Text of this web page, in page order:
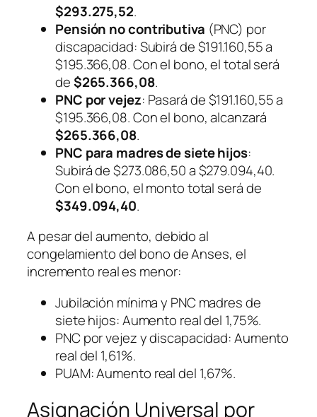
$293.275,52.
Pensión no contributiva (PNC) por
discapacidad: Subirá de $191.160,55 a
$195.366,08. Con el bono, el total será
de$265.366,08.
PNC por vejez: Pasará de $191.160,55 a
$195.366,08. Con el bono, alcanzará
$265.366,08.
PNC para madres de siete hijos:
Subirá de $273.086,50 a $279.094,40.
Con el bono, el monto total será de
$349.094,40.
A pesar del aumento, debido al
congelamiento del bono de Anses, el
incremento real es menor:
Jubilación mínima y PNC madres de
siete hijos: Aumento real del 1,75%.
PNC por vejez y discapacidad: Aumento
real del 1,61%.
PUAM: Aumento real del 1,67%.
Asignación Universal por